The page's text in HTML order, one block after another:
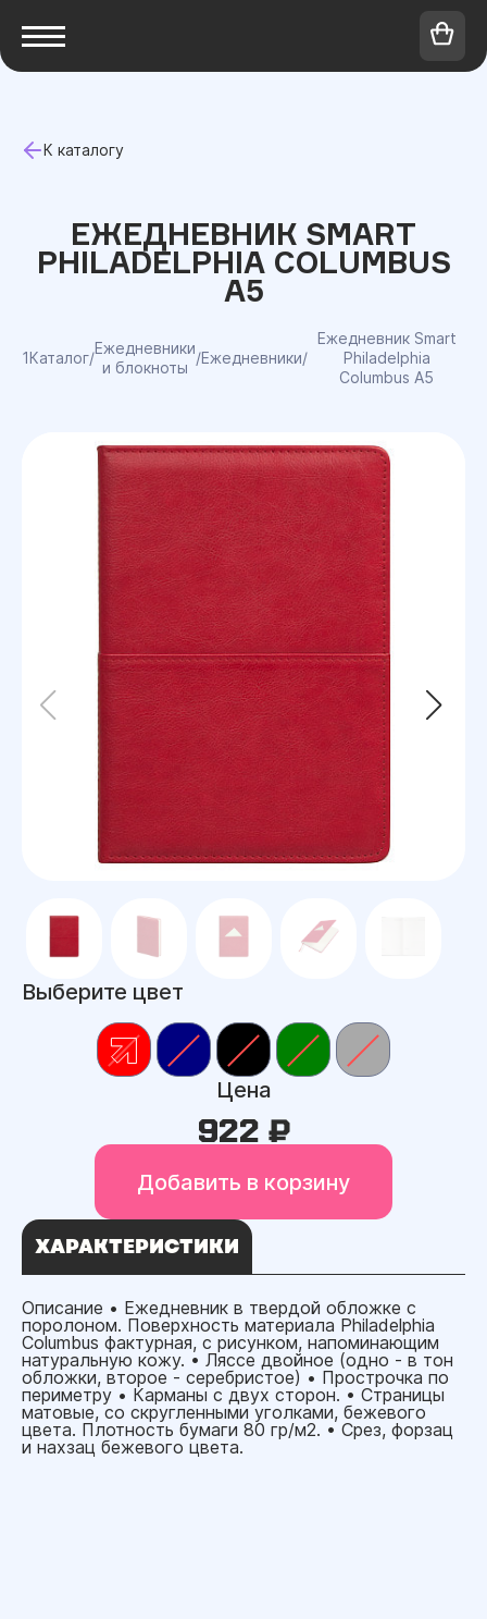
К каталогу
ЕЖЕДНЕВНИК SMART
PHILADELPHIA COLUMBUS
А5
1Каталог/
Ежедневники
и блокноты
/Ежедневники/
Ежедневник Smart
Philadelphia
Columbus А5
Выберите цвет
Цена
922 ₽
Добавить в корзину
ХАРАКТЕРИСТИКИ
Описание • Ежедневник в твердой обложке с
поролоном. Поверхность материала Philadelphia
Columbus фактурная, с рисунком, напоминающим
натуральную кожу. • Ляссе двойное (одно - в тон
обложки, второе - серебристое) • Прострочка по
периметру • Карманы с двух сторон. • Страницы
матовые, со скругленными уголками, бежевого
цвета. Плотность бумаги 80 гр/м2. • Срез, форзац
и нахзац бежевого цвета.